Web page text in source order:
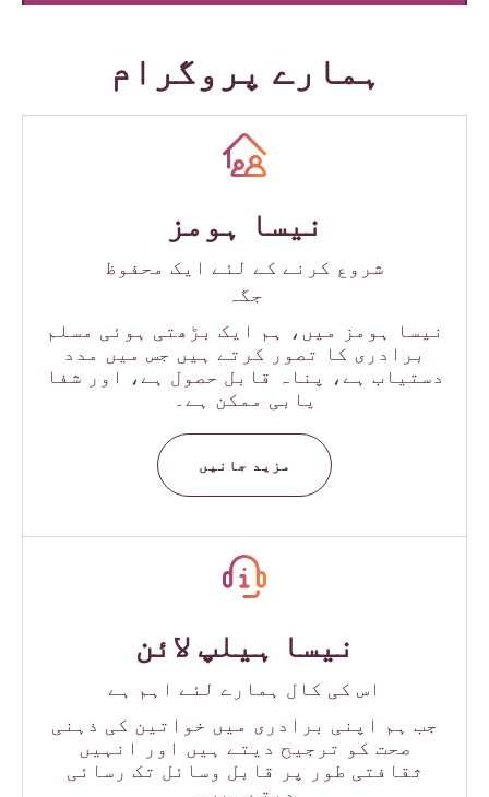
ہمارے پروگرام
نیسا ہومز
شروع کرنے کے لئے ایک محفوظ
جگہ
نیسا ہومز میں، ہم ایک بڑھتی ہوئی مسلم
برادری کا تصور کرتے ہیں جس میں مدد
دستیاب ہے، پناہ قابل حصول ہے، اور شفا
یابی ممکن ہے۔
مزید جانیں
نیسا ہیلپ لائن
اس کی کال ہمارے لئے اہم ہے
جب ہم اپنی برادری میں خواتین کی ذہنی
صحت کو ترجیح دیتے ہیں اور انہیں
ثقافتی طور پر قابل وسائل تک رسائی